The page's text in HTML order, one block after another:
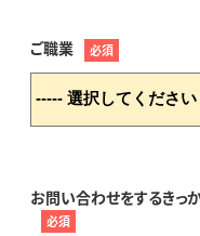
ご職業 必須
お問い合わせをするきっ
必須